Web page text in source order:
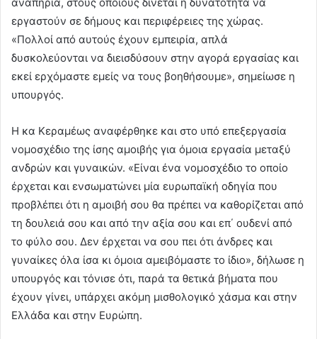
αναπηρία, στους οποίους δίνεται η δυνατότητα να
εργαστούν σε δήμους και περιφέρειες της χώρας.
«Πολλοί από αυτούς έχουν εμπειρία, απλά
δυσκολεύονται να διεισδύσουν στην αγορά εργασίας και
εκεί ερχόμαστε εμείς να τους βοηθήσουμε», σημείωσε η
υπουργός.
Η κα Κεραμέως αναφέρθηκε και στο υπό επεξεργασία
νομοσχέδιο της ίσης αμοιβής για όμοια εργασία μεταξύ
ανδρών και γυναικών. «Είναι ένα νομοσχέδιο το οποίο
έρχεται και ενσωματώνει μία ευρωπαϊκή οδηγία που
προβλέπει ότι η αμοιβή σου θα πρέπει να καθορίζεται από
τη δουλειά σου και από την αξία σου και επ΄ ουδενί από
το φύλο σου. Δεν έρχεται να σου πει ότι άνδρες και
γυναίκες όλα ίσα κι όμοια αμειβόμαστε το ίδιο», δήλωσε η
υπουργός και τόνισε ότι, παρά τα θετικά βήματα που
έχουν γίνει, υπάρχει ακόμη μισθολογικό χάσμα και στην
Ελλάδα και στην Ευρώπη.